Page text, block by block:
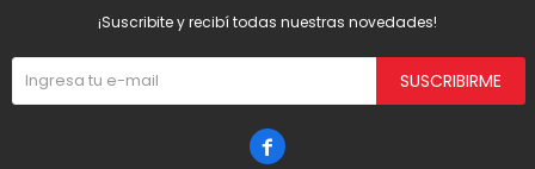
¡Suscribite y recibí todas nuestras novedades!
SUSCRIBIRME
